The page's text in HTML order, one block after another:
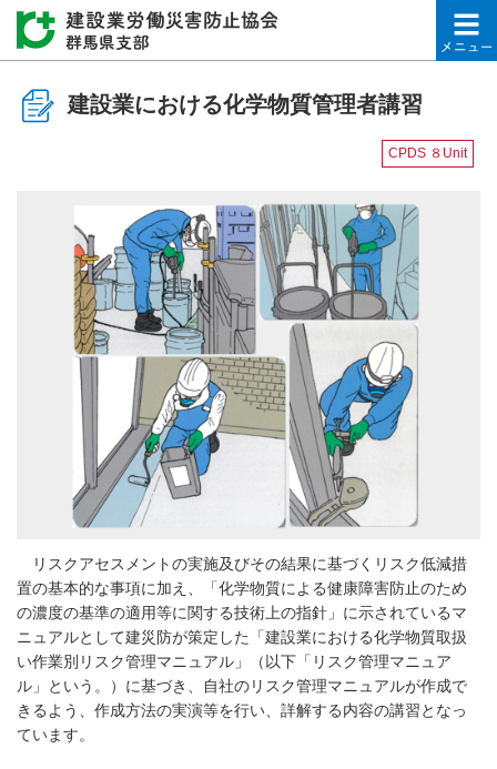
建設業労働災害防止協
建設業における化学物質管理者講習
CPDS ８Unit
リスクアセスメントの実施及びその結果に基づくリスク低減措
置の基本的な事項に加え、「化学物質による健康障害防止のため
の濃度の基準の適用等に関する技術上の指針」に示されているマ
ニュアルとして建災防が策定した「建設業における化学物質取扱
い作業別リスク管理マニュアル」（以下「リスク管理マニュア
ル」という。）に基づき、自社のリスク管理マニュアルが作成で
きるよう、作成方法の実演等を行い、詳解する内容の講習となっ
ています。